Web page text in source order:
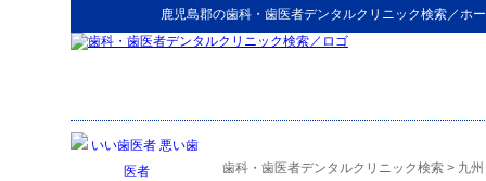
鹿児島郡の歯科・歯医者デンタルクリニック検索／ホ
歯科・歯医者デンタルクリニック検索 > 九州